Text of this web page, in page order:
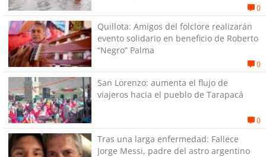
0
Quillota: Amigos del folclore realizarán
evento solidario en beneficio de Roberto
“Negro” Palma
0
San Lorenzo: aumenta el flujo de
viajeros hacia el pueblo de Tarapacá
0
Tras una larga enfermedad: Fallece
Jorge Messi, padre del astro argentino